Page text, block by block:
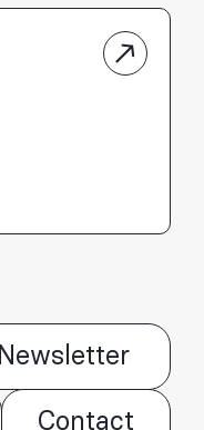
Newsletter
Contact